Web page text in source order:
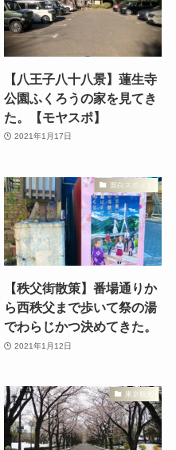
【八王子八十八景】蓮生寺
公園ふくろうの家を見てき
た。【モヤスポ】
2021年1月17日
面白スポット
【秩父街散策】番場通りか
ら西秩父まで歩いて祭の湯
でわらじかつ決めてきた。
2021年1月12日
東京観光